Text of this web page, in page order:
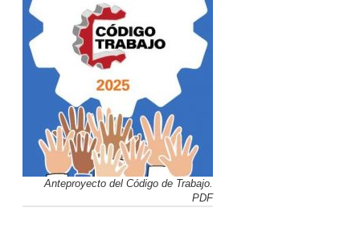
Anteproyecto del Código de Trabajo.
PDF